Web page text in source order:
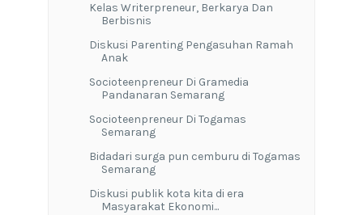
Kelas Writerpreneur, Berkarya Dan
Berbisnis
Diskusi Parenting Pengasuhan Ramah
Anak
Socioteenpreneur Di Gramedia
Pandanaran Semarang
Socioteenpreneur Di Togamas
Semarang
Bidadari surga pun cemburu di Togamas
Semarang
Diskusi publik kota kita di era
Masyarakat Ekonomi...